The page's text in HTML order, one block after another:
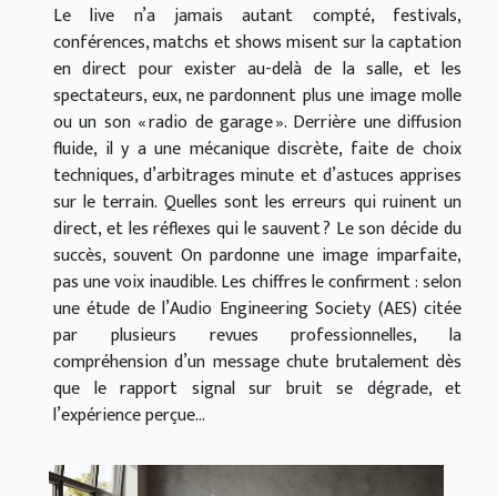
Le live n’a jamais autant compté, festivals,
conférences, matchs et shows misent sur la captation
en direct pour exister au-delà de la salle, et les
spectateurs, eux, ne pardonnent plus une image molle
ou un son « radio de garage ». Derrière une diffusion
fluide, il y a une mécanique discrète, faite de choix
techniques, d’arbitrages minute et d’astuces apprises
sur le terrain. Quelles sont les erreurs qui ruinent un
direct, et les réflexes qui le sauvent ? Le son décide du
succès, souvent On pardonne une image imparfaite,
pas une voix inaudible. Les chiffres le confirment : selon
une étude de l’Audio Engineering Society (AES) citée
par plusieurs revues professionnelles, la
compréhension d’un message chute brutalement dès
que le rapport signal sur bruit se dégrade, et
l’expérience perçue...